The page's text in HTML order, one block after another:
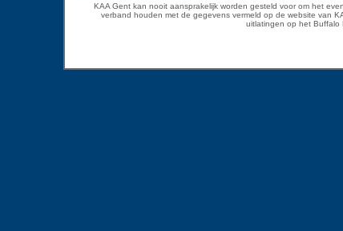
KAA Gent kan nooit aansprakelijk worden gesteld voor om het
verband houden met de gegevens vermeld op de website van
uitlatingen op het Buffalo